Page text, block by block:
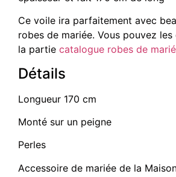
Ce voile ira parfaitement avec
robes de mariée. Vous pouvez
la partie catalogue robes de
Détails
Longueur 170 cm
Monté sur un peigne
Perles
Accessoire de mariée de la